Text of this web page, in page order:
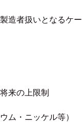
者扱いとなるケ
来の上限制
・ニッケル等）